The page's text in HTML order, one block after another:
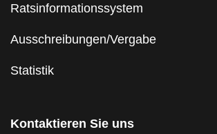
Ratsinformationssystem
Ausschreibungen/Vergabe
Statistik
Kontaktieren Sie uns